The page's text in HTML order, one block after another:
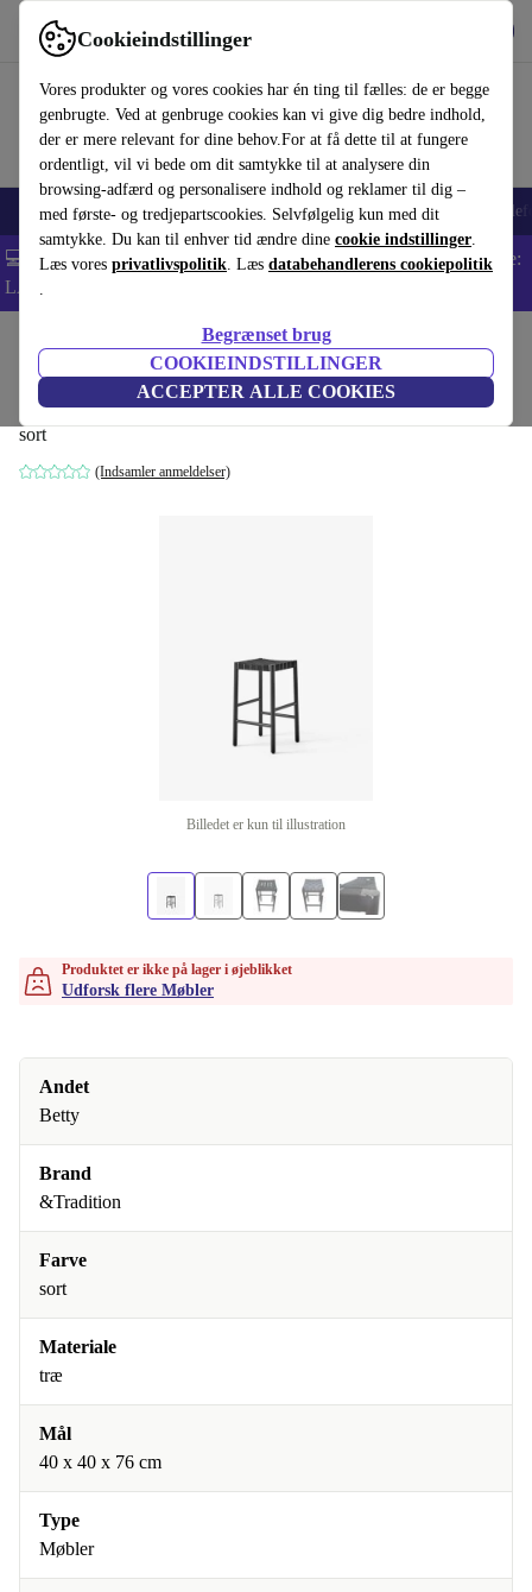
Cookieindstillinger
Vores produkter og vores cookies har én ting til fælles: de er begge
genbrugte. Ved at genbruge cookies kan vi give dig bedre indhold,
der er mere relevant for dine behov.For at få dette til at fungere
ordentligt, vil vi bede om dit samtykke til at analysere din
browsing-adfærd og personalisere indhold og reklamer til dig –
med første- og tredjepartscookies. Selvfølgelig kun med dit
samtykke. Du kan til enhver tid ændre dine cookie indstillinger.
Læs vores privatlivspolitik. Læs databehandlerens cookiepolitik
.
Begrænset brug
COOKIEINDSTILLINGER
ACCEPTER ALLE COOKIES
Brug refurbed hurtigt og nemt
Smartphones Bærbare Tablets Smartwatches Tilbehør
💻 Ekstra 5% rabat på alle MacBooks og bærbare computere - Kode:
LAPTOP5 -
Husholdning Møbler
Betty TK8 barstol sort
sort
(Indsamler anmeldelser)
Billedet er kun til illustration
Produktet er ikke på lager i øjeblikket
Udforsk flere Møbler
Andet
Betty
Brand
&Tradition
Farve
sort
Materiale
træ
Mål
40 x 40 x 76 cm
Type
Møbler